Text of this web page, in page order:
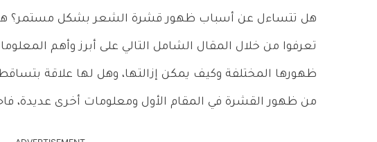
هل تتساءل عن أسباب ظهور قشرة الشعر بشكل مستمر؟
تعرفوا من خلال المقال الشامل التالي على أبرز وأهم
ظهورها المختلفة وكيف يمكن إزالتها، وهل لها علاقة
من ظهور القشرة في المقام الأول ومعلومات أخرى عديدة،